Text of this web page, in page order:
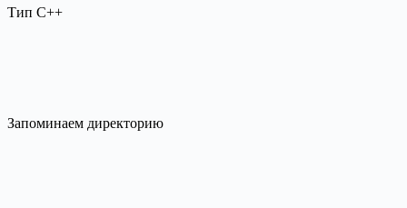
Тип C++
Запоминаем директорию